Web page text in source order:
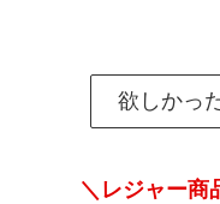
欲しかっ
＼レジャー商